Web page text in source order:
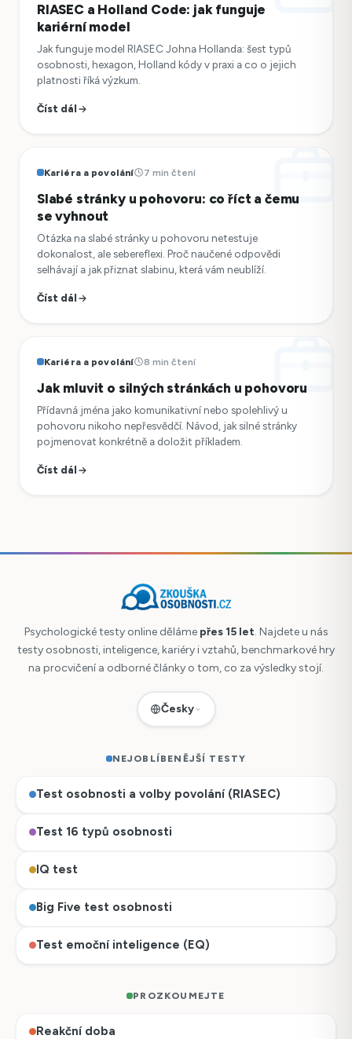
RIASEC a Holland Code: jak funguje
kariérní model
Jak funguje model RIASEC Johna Hollanda: šest typů
osobnosti, hexagon, Holland kódy v praxi a co o jejich
platnosti říká výzkum.
Číst dál
Kariéra a povolání 7 min čtení
Slabé stránky u pohovoru: co říct a čemu
se vyhnout
Otázka na slabé stránky u pohovoru netestuje
dokonalost, ale sebereflexi. Proč naučené odpovědi
selhávají a jak přiznat slabinu, která vám neublíží.
Číst dál
Kariéra a povolání 8 min čtení
Jak mluvit o silných stránkách u pohovoru
Přídavná jména jako komunikativní nebo spolehlivý u
pohovoru nikoho nepřesvědčí. Návod, jak silné stránky
pojmenovat konkrétně a doložit příkladem.
Číst dál
Psychologické testy online děláme přes 15 let. Najdete u nás
testy osobnosti, inteligence, kariéry i vztahů, benchmarkové hry
na procvičení a odborné články o tom, co za výsledky stojí.
Česky
NEJOBLÍBENĚJŠÍ TESTY
Test osobnosti a volby povolání (RIASEC)
Test 16 typů osobnosti
IQ test
Big Five test osobnosti
Test emoční inteligence (EQ)
PROZKOUMEJTE
Reakční doba